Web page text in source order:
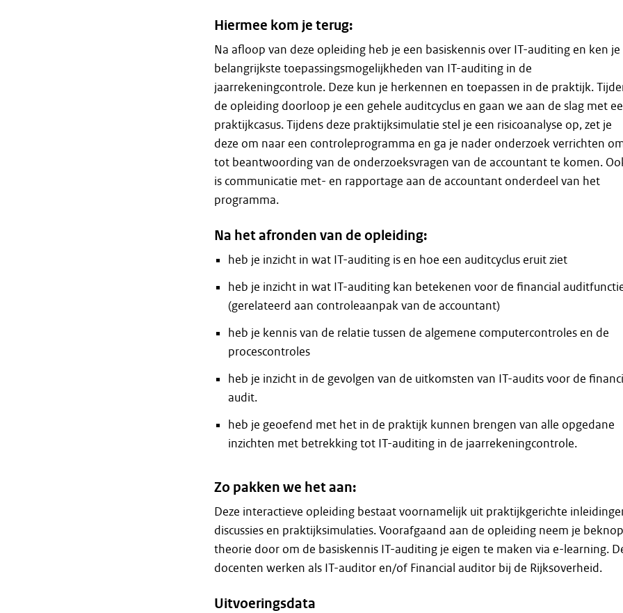
Hiermee kom je terug:
Na afloop van deze opleiding heb je een basiskennis over IT-auditing en ken je
belangrijkste toepassingsmogelijkheden van IT-auditing in de
jaarrekeningcontrole. Deze kun je herkennen en toepassen in de praktijk.
de opleiding doorloop je een gehele auditcyclus en gaan we aan de slag met
praktijkcasus. Tijdens deze praktijksimulatie stel je een risicoanalyse op, zet je
deze om naar een controleprogramma en ga je nader onderzoek verrichten
tot beantwoording van de onderzoeksvragen van de accountant te komen.
is communicatie met- en rapportage aan de accountant onderdeel van het
programma.
Na het afronden van de opleiding:
heb je inzicht in wat IT-auditing is en hoe een auditcyclus eruit ziet
heb je inzicht in wat IT-auditing kan betekenen voor de financial
(gerelateerd aan controleaanpak van de accountant)
heb je kennis van de relatie tussen de algemene computercontroles en de
procescontroles
heb je inzicht in de gevolgen van de uitkomsten van IT-audits voor de
audit.
heb je geoefend met het in de praktijk kunnen brengen van alle opgedane
inzichten met betrekking tot IT-auditing in de jaarrekeningcontrole.
Zo pakken we het aan:
Deze interactieve opleiding bestaat voornamelijk uit praktijkgerichte
discussies en praktijksimulaties. Voorafgaand aan de opleiding neem je
theorie door om de basiskennis IT-auditing je eigen te maken via e-learning.
docenten werken als IT-auditor en/of Financial auditor bij de Rijksoverheid.
Uitvoeringsdata